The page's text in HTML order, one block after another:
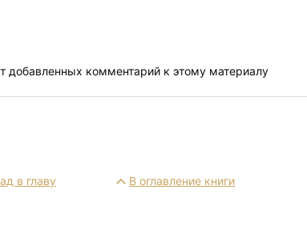
добавленных комментарий к этому материалу
в главу В оглавление книги